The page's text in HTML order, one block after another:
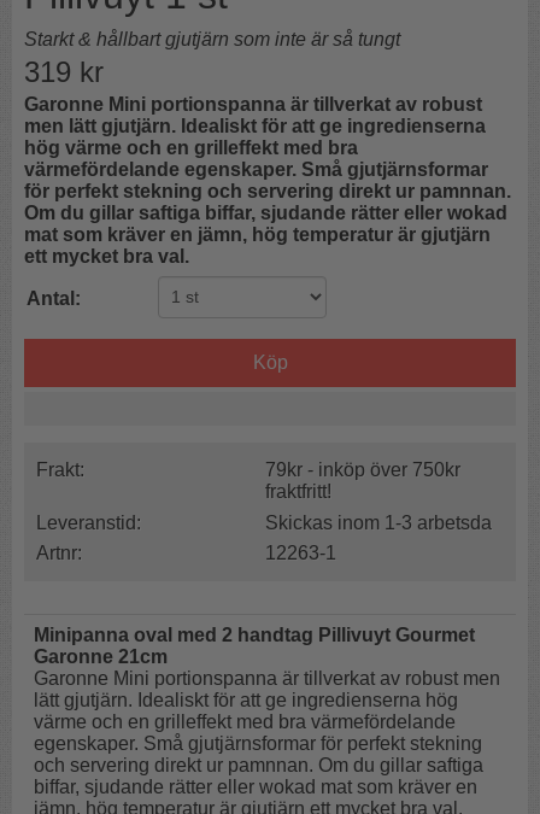
Starkt & hållbart gjutjärn som inte är så tungt
319 kr
Garonne Mini portionspanna är tillverkat av robust
men lätt gjutjärn. Idealiskt för att ge ingredienserna
hög värme och en grilleffekt med bra
värmefördelande egenskaper. Små gjutjärnsformar
för perfekt stekning och servering direkt ur pamnnan.
Om du gillar saftiga biffar, sjudande rätter eller wokad
mat som kräver en jämn, hög temperatur är gjutjärn
ett mycket bra val.
Antal:
Köp
Frakt:
79kr - inköp över 750kr
fraktfritt!
Leveranstid:
Skickas inom 1-3 arbetsda
Artnr:
12263-1
Minipanna oval med 2 handtag Pillivuyt Gourmet
Garonne 21cm
Garonne Mini portionspanna är tillverkat av robust men
lätt gjutjärn. Idealiskt för att ge ingredienserna hög
värme och en grilleffekt med bra värmefördelande
egenskaper. Små gjutjärnsformar för perfekt stekning
och servering direkt ur pamnnan. Om du gillar saftiga
biffar, sjudande rätter eller wokad mat som kräver en
jämn, hög temperatur är gjutjärn ett mycket bra val.